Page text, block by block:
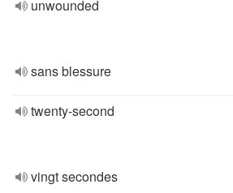
unwounded
sans blessure
twenty-second
vingt secondes